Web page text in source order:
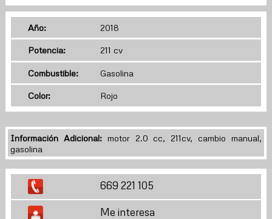
Año: 2018
Potencia: 211 cv
Combustible: Gasolina
Color: Rojo
Información Adicional: motor 2.0 cc, 211cv, cambio manual,
gasolina
669 221 105
Me interesa